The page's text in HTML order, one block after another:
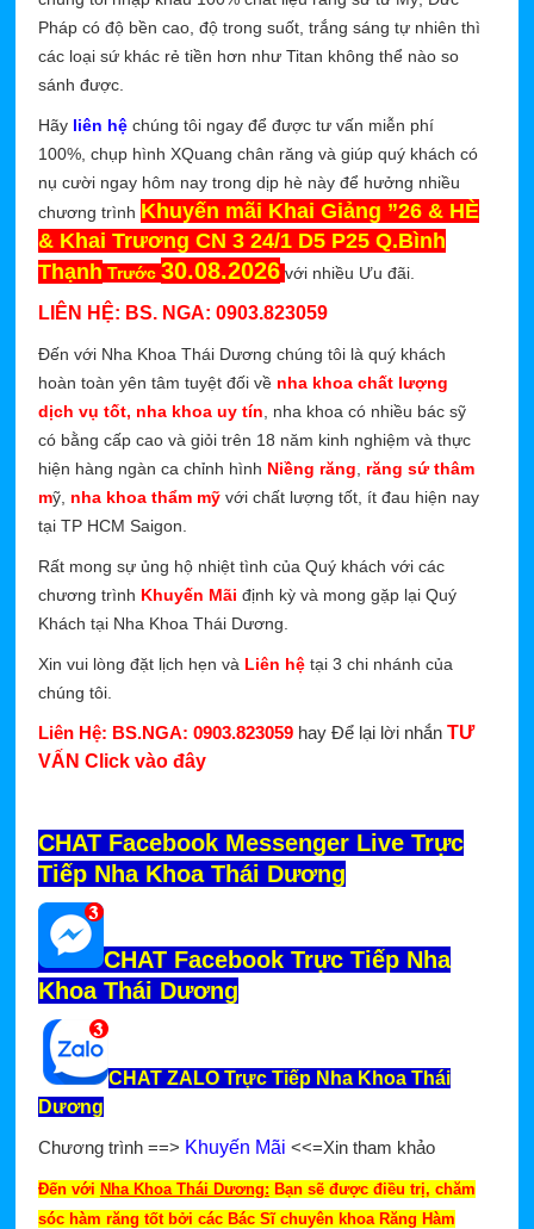
Pháp có độ bền cao, độ trong suốt, trắng sáng tự nhiên thì
các loại sứ khác rẻ tiền hơn như Titan không thể nào so
sánh được.
Hãy liên hệchúng tôi ngay để được tư vấn miễn phí
100%, chụp hình XQuang chân răng và giúp quý khách có
nụ cười ngay hôm nay trong dịp hè này để hưởng nhiều
chương trình Khuyến mãi Khai Giảng ”26 & HÈ
& Khai Trương CN 3 24/1 D5 P25 Q.Bình
Thạnh Trước 30.08.2026 với nhiều Ưu đãi.
LIÊN HỆ: BS. NGA: 0903.823059
Đến với Nha Khoa Thái Dương chúng tôi là quý khách
hoàn toàn yên tâm tuyệt đối về nha khoa chất lượng
dịch vụ tốt, nha khoa uy tín , nha khoa có nhiều bác sỹ
có bằng cấp cao và giỏi trên 18 năm kinh nghiệm và thực
hiện hàng ngàn ca chỉnh hình Niềng răng
răng sứ thâm
mỹ, nha khoa thẩm mỹvới chất lượng tốt, ít đau hiện nay
tại TP HCM Saigon.
Rất mong sự ủng hộ nhiệt tình của Quý khách với các
chương trình Khuyến Mãi định kỳ và mong gặp lại Quý
Khách tại Nha Khoa Thái Dương.
Xin vui lòng đặt lịch hẹn và Liên hệtại 3 chi nhánh của
chúng tôi.
Liên Hệ: BS.NGA: 0903.823059 hay Để lại lời nhắn TƯ
VẤN Click vào đây
CHAT Facebook Messenger Live Trực
Tiếp Nha Khoa Thái Dương
CHAT Facebook Trực Tiếp Nha
Khoa Thái Dương
CHAT ZALO Trực Tiếp Nha Khoa Thái
Dương
Chương trình ==> Khuyến Mãi <<=Xin tham khảo
Đến với Nha Khoa Thái Dương: Bạn sẽ được điều trị, chăm
sóc hàm răng tốt bởi các Bác Sĩ chuyên khoa Răng Hàm